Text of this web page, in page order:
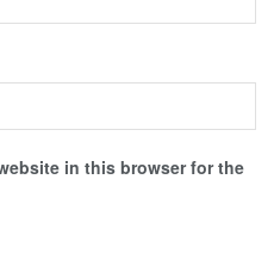
in this browser for the